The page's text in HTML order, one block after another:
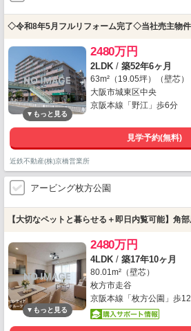
◇令和8年5月フルリフォーム完了◇当社売主物
2480万円
2LDK / 築52年6ヶ月
63m²（19.05坪）（壁芯）
大阪市城東区中央
京阪本線「野江」歩6分
見学予約(無料)
近鉄不動産(株)京橋営業所
アービング枚方公園
【大切なペットと暮らせる＋即日内覧可能】角
2480万円
4LDK / 築17年10ヶ月
80.01m²（壁芯）
枚方市走谷
京阪本線「枚方公園」歩